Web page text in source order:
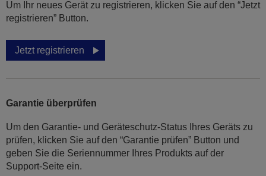
Um Ihr neues Gerät zu registrieren, klicken Sie auf den “Jetzt
registrieren” Button.
Jetzt registrieren
Garantie überprüfen
Um den Garantie- und Geräteschutz-Status Ihres Geräts zu
prüfen, klicken Sie auf den “Garantie prüfen” Button und
geben Sie die Seriennummer Ihres Produkts auf der
Support-Seite ein.